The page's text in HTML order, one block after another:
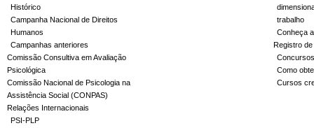
Histórico
Campanha Nacional de Direitos
Humanos
Campanhas anteriores
Comissão Consultiva em Avaliação
Psicológica
Comissão Nacional de Psicologia na
Assistência Social (CONPAS)
Relações Internacionais
PSI-PLP
trabalho
Conheça
Registro
Concursos
Como
Cursos